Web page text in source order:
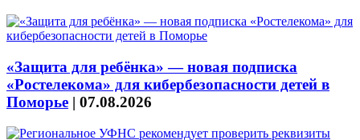
«Защита для ребёнка» — новая подписка
«Ростелекома» для кибербезопасности детей в
Поморье | 07.08.2026